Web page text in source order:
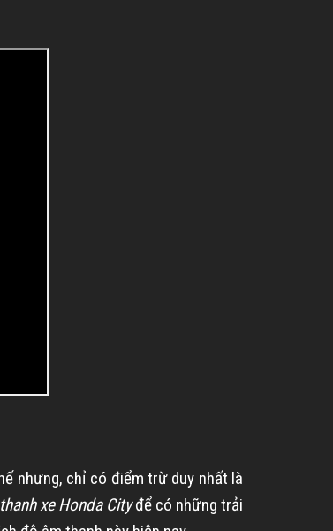
nhưng, chỉ có điểm trừ duy nhất là
xe Honda Cityđể có những trải